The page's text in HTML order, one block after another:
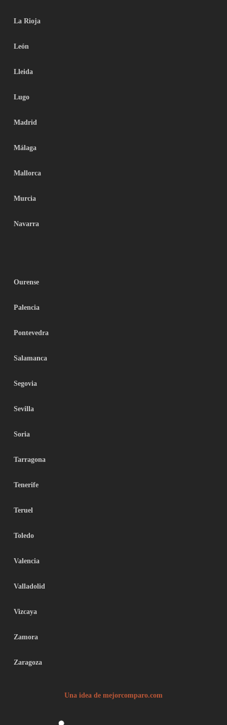
La Rioja
León
Lleida
Lugo
Madrid
Málaga
Mallorca
Murcia
Navarra
Ourense
Palencia
Pontevedra
Salamanca
Segovia
Sevilla
Soria
Tarragona
Tenerife
Teruel
Toledo
Valencia
Valladolid
Vizcaya
Zamora
Zaragoza
Una idea de mejorcomparo.com